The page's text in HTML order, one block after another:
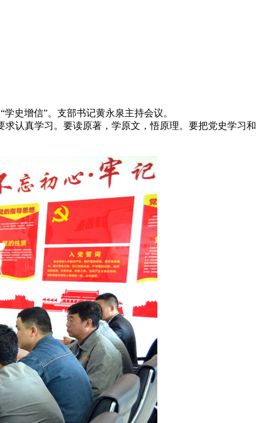
史增信”。支部书记黄永泉主持会议。
认真学习。要读原著，学原文，悟原理。要把党史学习和